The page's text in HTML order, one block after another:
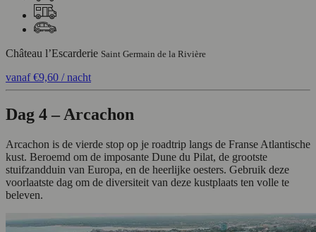
Château l’Escarderie Saint Germain de la Rivière
vanaf€9,60 / nacht
Dag 4 – Arcachon
Arcachon is de vierde stop op je roadtrip langs de Franse Atlantische
kust. Beroemd om de imposante Dune du Pilat, de grootste
stuifzandduin van Europa, en de heerlijke oesters. Gebruik deze
voorlaatste dag om de diversiteit van deze kustplaats ten volle te
beleven.